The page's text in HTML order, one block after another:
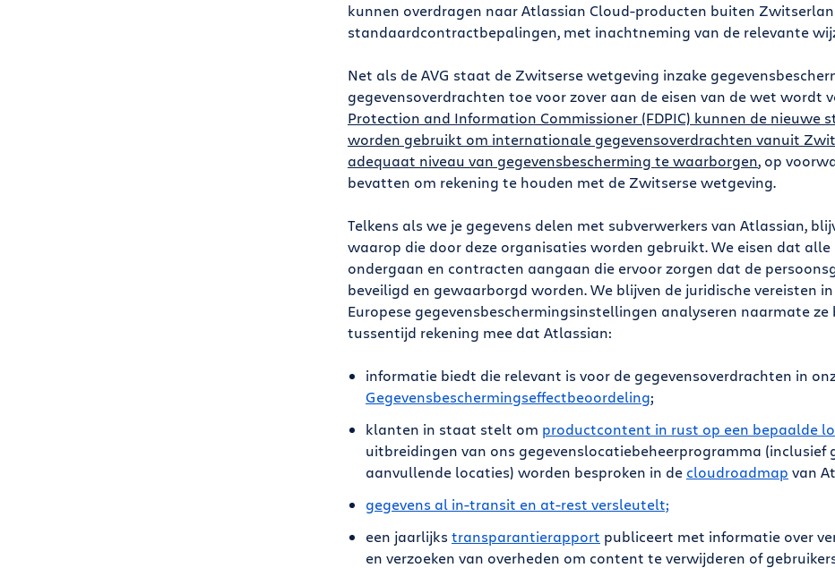
kunnen overdragen naar Atlassian Cloud-producten buiten
standaardcontractbepalingen, met inachtneming van de relevante
Net als de AVG staat de Zwitserse wetgeving inzake
gegevensoverdrachten toe voor zover aan de eisen van de wet wordt
Protection and Information Commissioner (FDPIC) kunnen de nieuwe
worden gebruikt om internationale gegevensoverdrachten vanuit
adequaat niveau van gegevensbescherming te waarborgen, op
bevatten om rekening te houden met de Zwitserse wetgeving.
Telkens als we je gegevens delen met subverwerkers van Atlassian,
waarop die door deze organisaties worden gebruikt. We eisen dat
ondergaan en contracten aangaan die ervoor zorgen dat de
beveiligd en gewaarborgd worden. We blijven de juridische vereisten
Europese gegevensbeschermingsinstellingen analyseren naarmate
tussentijd rekening mee dat Atlassian:
informatie biedt die relevant is voor de gegevensoverdrachten in
Gegevensbeschermingseffectbeoordeling;
klanten in staat stelt om productcontent in rust op een bepaalde
uitbreidingen van ons gegevenslocatiebeheerprogramma (inclusief
aanvullende locaties) worden besproken in de cloudroadmap van
gegevens al in-transit en at-rest versleutelt;
een jaarlijks transparantierapport publiceert met informatie over
en verzoeken van overheden om content te verwijderen of